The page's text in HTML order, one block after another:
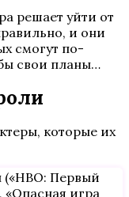
решает уйти от
и они
смогут по-
свои планы…
которые их
Первый
«Опасная игра